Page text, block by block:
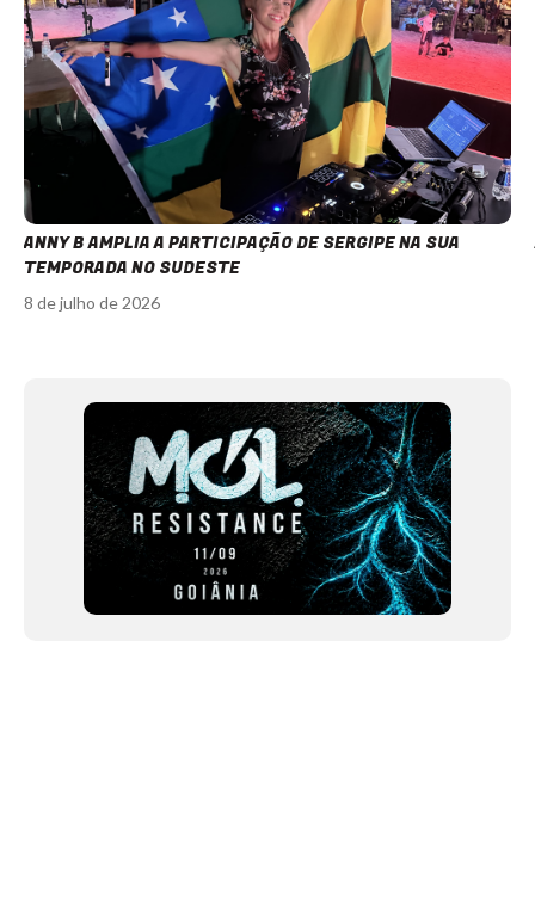
ANNY B AMPLIA A PARTICIPAÇÃO DE SERGIPE NA SUA
TEMPORADA NO SUDESTE
8 de julho de 2026